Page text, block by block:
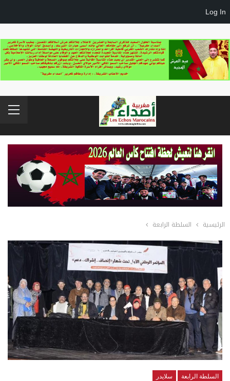
Log In
الرئيسية السلطة الرابعة
السلطة الرابعة سلايدر